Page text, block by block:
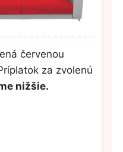
červenou
za zvolenú
nižšie.